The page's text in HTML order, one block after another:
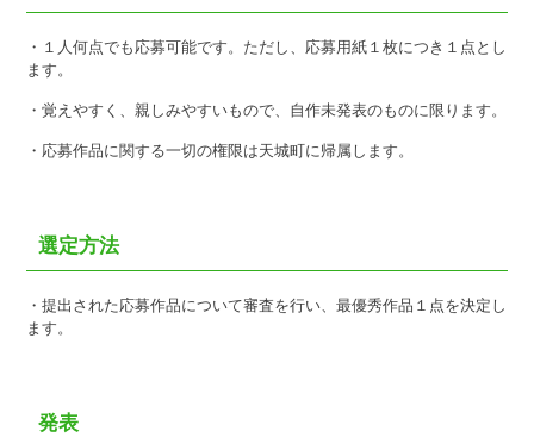
・１人何点でも応募可能です。ただし、応募用紙１枚につき１点とし
ます。
・覚えやすく、親しみやすいもので、自作未発表のものに限ります。
・応募作品に関する一切の権限は天城町に帰属します。
選定方法
・提出された応募作品について審査を行い、最優秀作品１点を決定し
ます。
発表